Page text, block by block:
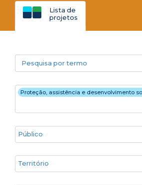
Lista de
projetos
Pesquisa por termo
Áreas temáticas
Proteção, assistência e desenvolvimento social/ combate
Público
Territórios